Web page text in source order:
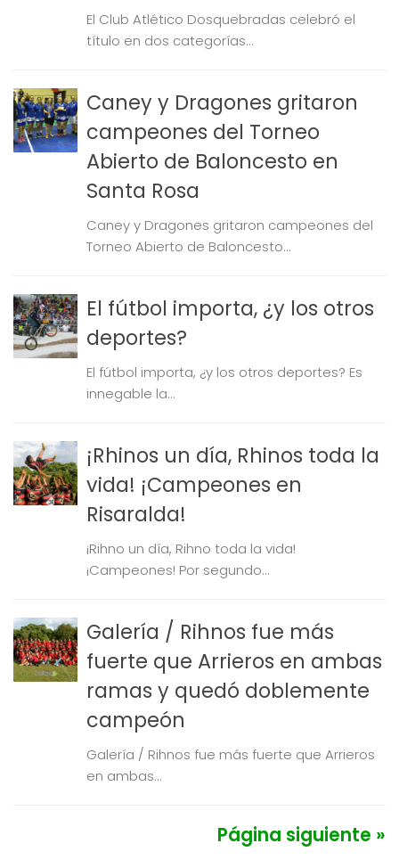
El Club Atlético Dosquebradas celebró el
título en dos categorías...
Caney y Dragones gritaron
campeones del Torneo
Abierto de Baloncesto en
Santa Rosa
Caney y Dragones gritaron campeones del
Torneo Abierto de Baloncesto...
El fútbol importa, ¿y los otros
deportes?
El fútbol importa, ¿y los otros deportes? Es
innegable la...
¡Rhinos un día, Rhinos toda la
vida! ¡Campeones en
Risaralda!
¡Rihno un día, Rihno toda la vida!
¡Campeones! Por segundo...
Galería / Rihnos fue más
fuerte que Arrieros en ambas
ramas y quedó doblemente
campeón
Galería / Rihnos fue más fuerte que Arrieros
en ambas...
Página siguiente »